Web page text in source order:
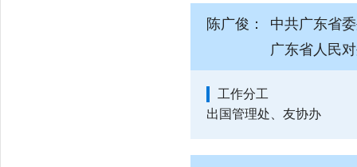
陈广俊：
中共广东省
广东省人民
工作分工
出国管理处、友协办